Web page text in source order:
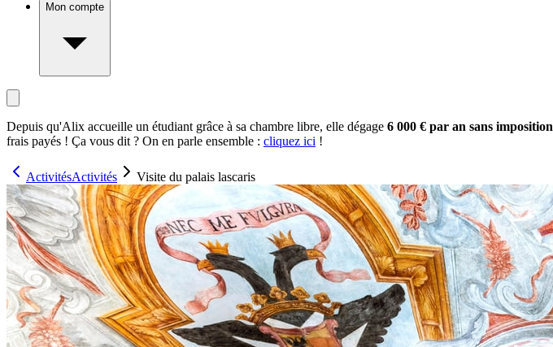
Mon compte
Depuis qu'Alix accueille un étudiant grâce à sa chambre libre, elle dégage 6 000 € par an sans imposition
frais payés ! Ça vous dit ? On en parle ensemble : cliquez ici !
ActivitésActivités Visite du palais lascaris